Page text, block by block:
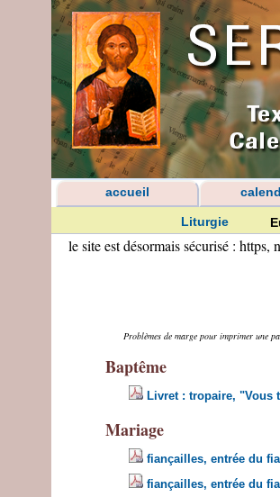
accueil
Liturgie
le site est désormais sécurisé :
Problèmes de marge pour imprimer une
Baptême
Livret : tropaire,
Mariage
fiançailles, entrée du
fiançailles, entrée du